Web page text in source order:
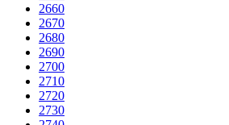
2660
2670
2680
2690
2700
2710
2720
2730